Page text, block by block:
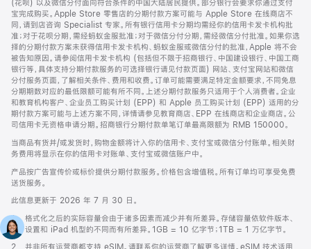
(花呗) 以及微信分付面向符合条件的中国大陆居民提供。部分银行会要求你通过支付
宝完成购买。Apple Store 零售店的分期付款方案可能与 Apple Store 在线商店不
同，请到店咨询 Specialist 专家。所有银行信用卡分期均需经你的信用卡发卡机构批
准；对于花呗分期，需经蚂蚁金服批准；对于微信分付分期，需经微信分付批准。如果你选
择的分期付款方案未获得信用卡发卡机构、蚂蚁金服或微信分付的批准，Apple 将不会
被告知原因。请参阅信用卡发卡机构 (包括但不限于招商银行、中国建设银行、中国工商
银行等，具体支持分期付款服务的可选择银行请见付款页面) 网站、支付宝网站和微信
分付服务页面，了解相关条件、费用和收费。订单可能需要满足特定金额要求，不同免息
分期期数对应的最低限额可能有所不同。上述分期付款服务只适用于个人消费者。企业
和教育机构客户、企业员工购买计划 (EPP) 和 Apple 员工购买计划 (EPP) 适用的分
期付款方案可能与上述方案不同，详情请参见教育商店、EPP 在线商店和企业商店。公
司信用卡无资格申请分期。招商银行分期付款单笔订单最高限额为 RMB 150000。
当商品有货并/或发货时，购物金额将计入你的信用卡、支付宝或微信分付账单。相关财
务费用将显示在你的信用卡对账单、支付宝或微信账户中。
产品按广告宣传价或标价提供分期付款服务。价格包含增值税。所有订单均可享受免费
送货服务。
此信息更新于 2026 年 7 月 30 日。
脚
注
1.
格式化之后的实际容量会由于诸多因素而减少并有所差异。存储容量依软件版本、
设置和 iPad 机型的不同而有所差异。1GB = 10 亿字节；1TB = 1 万亿字节。
脚
2. 并非所有运营商都支持 eSIM。请联系你的运营商了解更多详情。eSIM 技术适用